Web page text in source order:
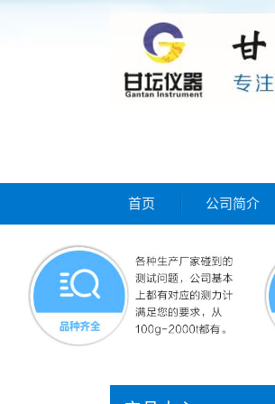
首页 公司简介